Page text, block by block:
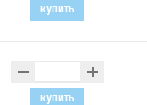
купить
– +
купить